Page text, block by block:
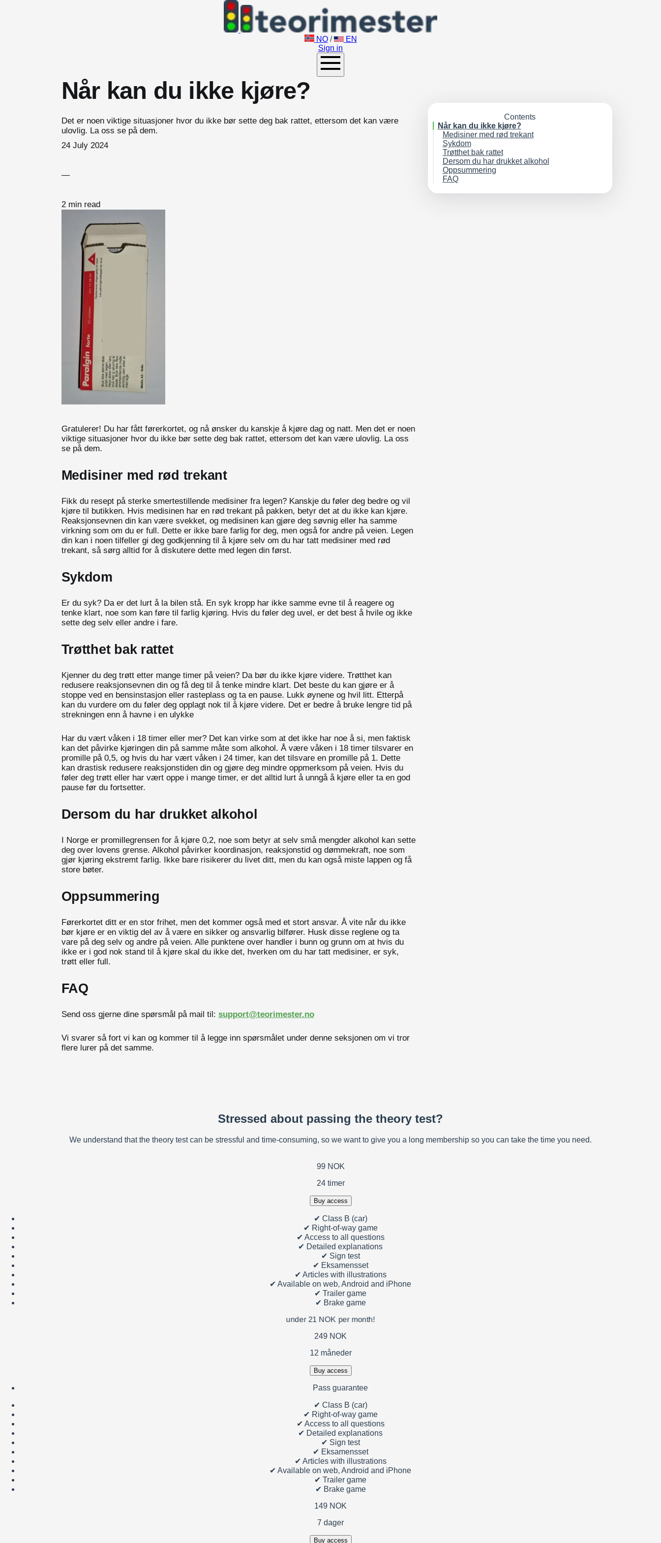
NO /
EN
Sign in
Contents
Når kan du ikke kjøre?
Medisiner med rød trekant
Sykdom
Trøtthet bak rattet
Dersom du har drukket alkohol
Oppsummering
FAQ
Når kan du ikke kjøre?
Det er noen viktige situasjoner hvor du ikke bør sette deg bak rattet, ettersom det kan være
ulovlig. La oss se på dem.
24 July 2024
—
2 min read
Gratulerer! Du har fått førerkortet, og nå ønsker du kanskje å kjøre dag og natt. Men det er noen
viktige situasjoner hvor du ikke bør sette deg bak rattet, ettersom det kan være ulovlig. La oss
se på dem.
Medisiner med rød trekant
Fikk du resept på sterke smertestillende medisiner fra legen? Kanskje du føler deg bedre og vil
kjøre til butikken. Hvis medisinen har en rød trekant på pakken, betyr det at du ikke kan kjøre.
Reaksjonsevnen din kan være svekket, og medisinen kan gjøre deg søvnig eller ha samme
virkning som om du er full. Dette er ikke bare farlig for deg, men også for andre på veien. Legen
din kan i noen tilfeller gi deg godkjenning til å kjøre selv om du har tatt medisiner med rød
trekant, så sørg alltid for å diskutere dette med legen din først.
Sykdom
Er du syk? Da er det lurt å la bilen stå. En syk kropp har ikke samme evne til å reagere og
tenke klart, noe som kan føre til farlig kjøring. Hvis du føler deg uvel, er det best å hvile og ikke
sette deg selv eller andre i fare.
Trøtthet bak rattet
Kjenner du deg trøtt etter mange timer på veien? Da bør du ikke kjøre videre. Trøtthet kan
redusere reaksjonsevnen din og få deg til å tenke mindre klart. Det beste du kan gjøre er å
stoppe ved en bensinstasjon eller rasteplass og ta en pause. Lukk øynene og hvil litt. Etterpå
kan du vurdere om du føler deg opplagt nok til å kjøre videre. Det er bedre å bruke lengre tid på
strekningen enn å havne i en ulykke
Har du vært våken i 18 timer eller mer? Det kan virke som at det ikke har noe å si, men faktisk
kan det påvirke kjøringen din på samme måte som alkohol. Å være våken i 18 timer tilsvarer en
promille på 0,5, og hvis du har vært våken i 24 timer, kan det tilsvare en promille på 1. Dette
kan drastisk redusere reaksjonstiden din og gjøre deg mindre oppmerksom på veien. Hvis du
føler deg trøtt eller har vært oppe i mange timer, er det alltid lurt å unngå å kjøre eller ta en god
pause før du fortsetter.
Dersom du har drukket alkohol
I Norge er promillegrensen for å kjøre 0,2, noe som betyr at selv små mengder alkohol kan sette
deg over lovens grense. Alkohol påvirker koordinasjon, reaksjonstid og dømmekraft, noe som
gjør kjøring ekstremt farlig. Ikke bare risikerer du livet ditt, men du kan også miste lappen og få
store bøter.
Oppsummering
Førerkortet ditt er en stor frihet, men det kommer også med et stort ansvar. Å vite når du ikke
bør kjøre er en viktig del av å være en sikker og ansvarlig bilfører. Husk disse reglene og ta
vare på deg selv og andre på veien. Alle punktene over handler i bunn og grunn om at hvis du
ikke er i god nok stand til å kjøre skal du ikke det, hverken om du har tatt medisiner, er syk,
trøtt eller full.
FAQ
Send oss gjerne dine spørsmål på mail til: support@teorimester.no
Vi svarer så fort vi kan og kommer til å legge inn spørsmålet under denne seksjonen om vi tror
flere lurer på det samme.
Stressed about passing the theory test?
We understand that the theory test can be stressful and time-consuming, so we want to give you a long membership so you can take the time you need.
99 NOK
24 timer
Buy access
✔ Class B (car)
✔ Right-of-way game
✔ Access to all questions
✔ Detailed explanations
✔ Sign test
✔ Eksamensset
✔ Articles with illustrations
✔ Available on web, Android and iPhone
✔ Trailer game
✔ Brake game
under 21 NOK per month!
249 NOK
12 måneder
Buy access
Pass guarantee
✔ Class B (car)
✔ Right-of-way game
✔ Access to all questions
✔ Detailed explanations
✔ Sign test
✔ Eksamensset
✔ Articles with illustrations
✔ Available on web, Android and iPhone
✔ Trailer game
✔ Brake game
149 NOK
7 dager
Buy access